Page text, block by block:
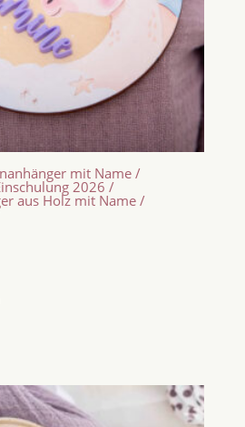
mit Name /
2026 /
aus Holz mit Name /